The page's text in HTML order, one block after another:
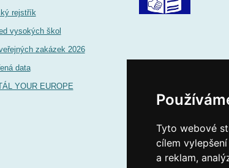
Tyto webové
cílem
a reklam,
rejstřík
vysokých škol
zakázek 2026
data
YOUR EUROPE